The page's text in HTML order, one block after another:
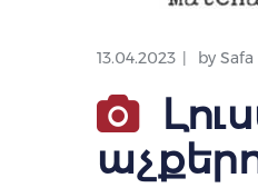
13.04.2023 by Safa